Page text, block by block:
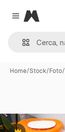
Close menu
Magnific
Home/Stock/Foto/